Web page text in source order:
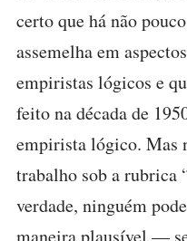
certo que há não
assemelha em
empiristas lógicos e
feito na década de
empirista lógico. Mas
trabalho sob a rubrica
verdade, ninguém
maneira plausível —